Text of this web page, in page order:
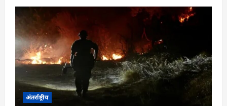
g
a
t
i
o
अंतर्राष्ट्रीय